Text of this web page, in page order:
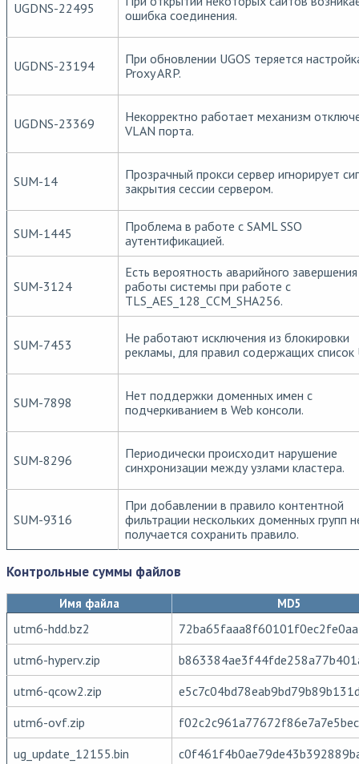
UGDNS-22495
ошибка соединения.
UGDNS-23194
При обновлении UGOS теряется
Proxy ARP.
UGDNS-23369
Некорректно работает механизм
VLAN порта.
SUM-14
Прозрачный прокси сервер игнорирует
закрытия сессии сервером.
SUM-1445
Проблема в работе с SAML SSO
аутентификацией.
SUM-3124
Есть вероятность аварийного завершения
работы системы при работе с
TLS_AES_128_CCM_SHA256.
SUM-7453
Не работают исключения из блокировки
рекламы, для правил содержащих список
SUM-7898
Нет поддержки доменных имен с
подчеркиванием в Web консоли.
SUM-8296
Периодически происходит нарушение
синхронизации между узлами кластера.
SUM-9316
При добавлении в правило контентной
фильтрации нескольких доменных групп
получается сохранить правило.
Контрольные суммы файлов
Имя файла MD5
utm6-hdd.bz2
utm6-hyperv.zip
utm6-qcow2.zip
utm6-ovf.zip
ug_update_12155.bin